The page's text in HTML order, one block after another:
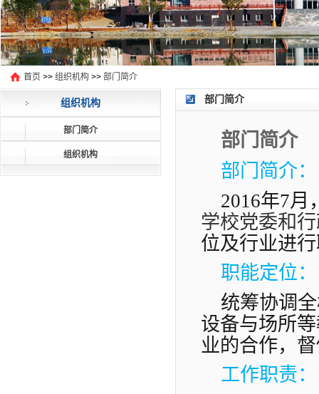
首页 >> 组织机构 >> 部门简介
组织机构
部门简介
组织机构
部门简介
部门简介
部门简介：
2016年7月
学校党委和
位及行业进
职能定位：
统筹协调
设备与场所
业的合作，
工作职责：